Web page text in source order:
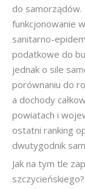
do samorządów.
funkcjonowanie
sanitarno-
podatkowe do
jednak o sile
porównaniu do
a dochody
powiatach i
ostatni ranking
dwutygodnik
Jak na tym tle
szczycieńskiego?